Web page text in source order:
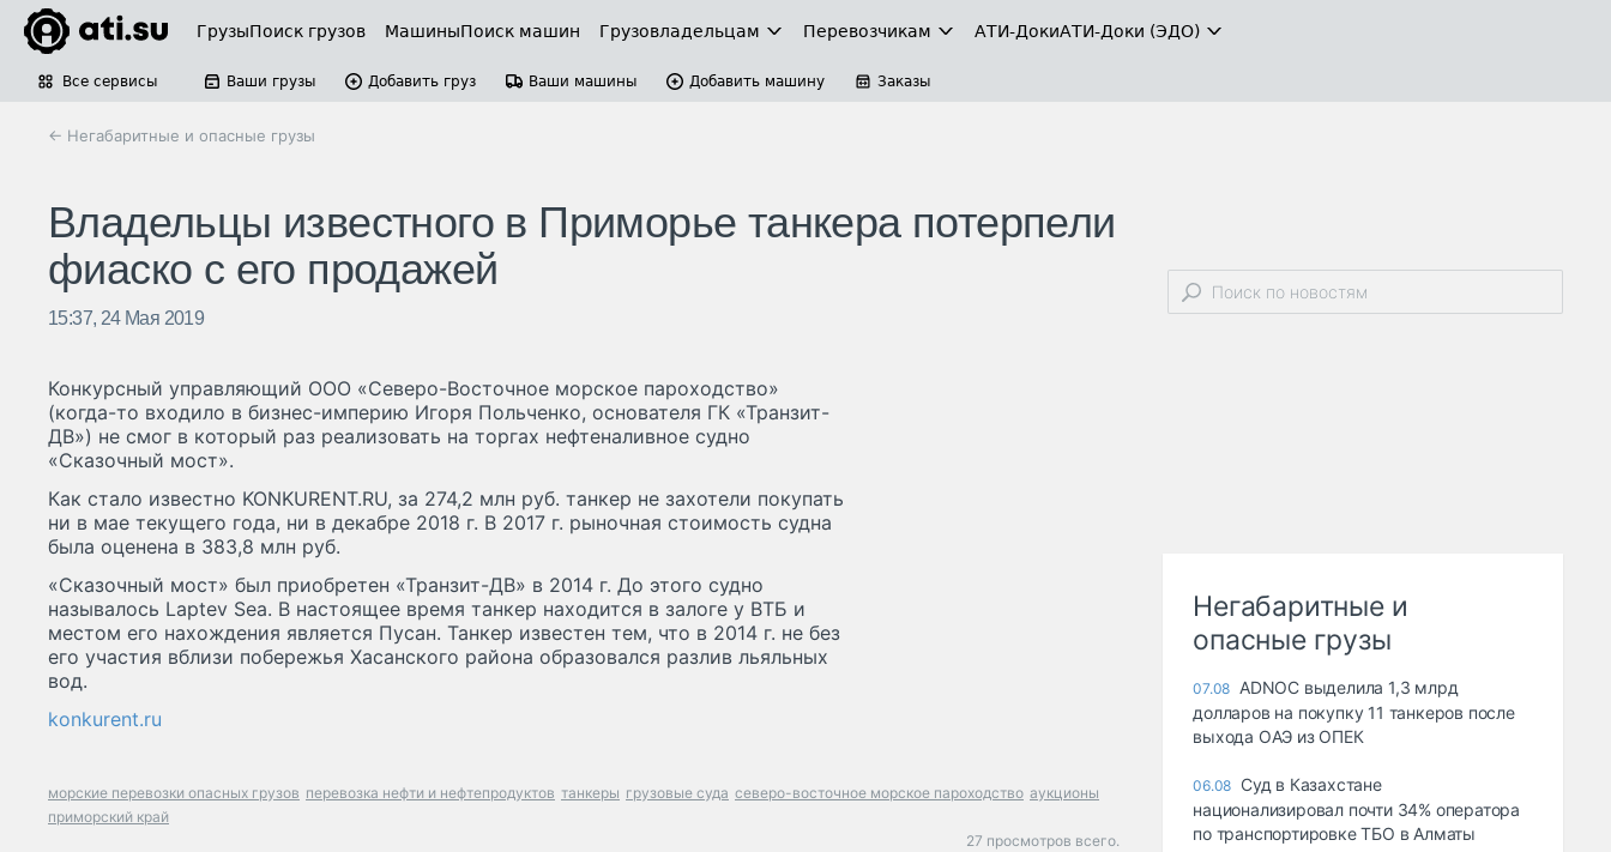
ГрузыПоиск грузов МашиныПоиск машин Грузовладельцам Перевозчикам АТИ-ДокиАТИ-Доки (ЭДО)
Все сервисы Ваши грузы Добавить груз Ваши машины Добавить машину Заказы
← Негабаритные и опасные грузы
Владельцы известного в Приморье танкера потерпели
фиаско с его продажей
15:37, 24 Мая 2019
Конкурсный управляющий ООО «Северо-Восточное морское пароходство»
(когда-то входило в бизнес-империю Игоря Польченко, основателя ГК «Транзит-
ДВ») не смог в который раз реализовать на торгах нефтеналивное судно
«Сказочный мост».
Как стало известно KONKURENT.RU, за 274,2 млн руб. танкер не захотели покупать
ни в мае текущего года, ни в декабре 2018 г. В 2017 г. рыночная стоимость судна
была оценена в 383,8 млн руб.
«Сказочный мост» был приобретен «Транзит-ДВ» в 2014 г. До этого судно
называлось Laptev Sea. В настоящее время танкер находится в залоге у ВТБ и
местом его нахождения является Пусан. Танкер известен тем, что в 2014 г. не без
его участия вблизи побережья Хасанского района образовался разлив льяльных
вод.
konkurent.ru
морские перевозки опасных грузов перевозка нефти и нефтепродуктов танкеры грузовые суда северо-восточное морское пароходство аукционы
приморский край
27 просмотров всего.
Негабаритные и
опасные грузы
07.08 ADNOC выделила 1,3 млрд
долларов на покупку 11 танкеров после
выхода ОАЭ из ОПЕК
06.08 Суд в Казахстане
национализировал почти 34% оператора
по транспортировке ТБО в Алматы